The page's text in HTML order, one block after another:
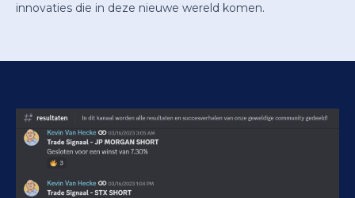
innovaties die in deze nieuwe wereld komen.